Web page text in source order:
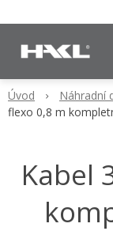
Úvod Náhradní
flexo 0,8 m
Kabel